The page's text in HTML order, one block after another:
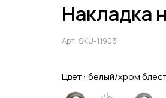
Накладка
Арт. SKU-11903
Цвет : белый/хром